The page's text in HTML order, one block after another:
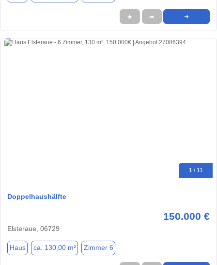
★ ➦ ➜
1 / 11
Doppelhaushälfte
150.000 €
Elsteraue, 06729
Haus ca. 130,00 m² Zimmer 6